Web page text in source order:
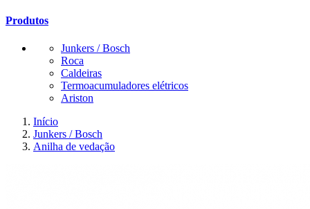
Produtos
Junkers / Bosch
Roca
Caldeiras
Termoacumuladores elétricos
Ariston
Início
Junkers / Bosch
Anilha de vedação